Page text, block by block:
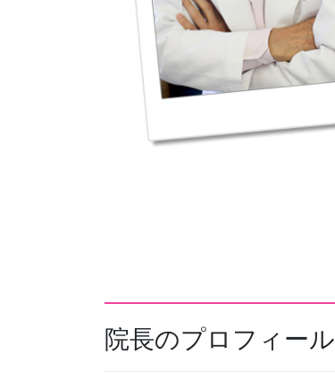
院長のプロフィール